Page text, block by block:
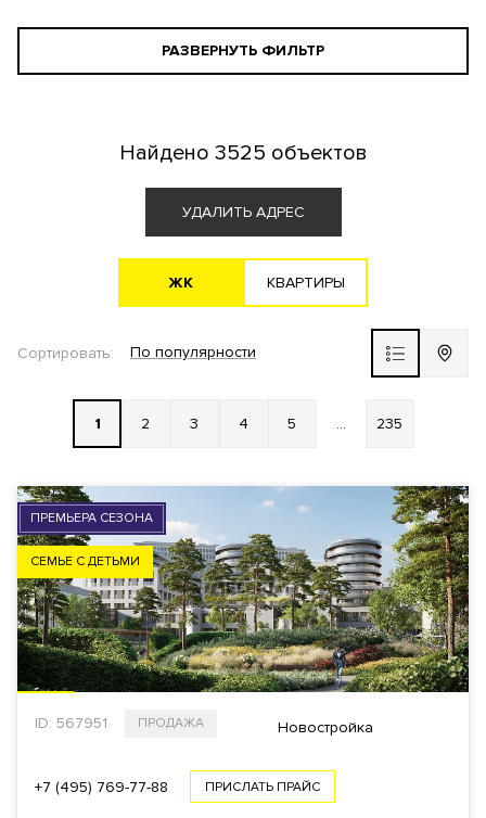
РАЗВЕРНУТЬ ФИЛЬТР
Новостройка
РАЙОН
ВЫБРАТЬ НА КАРТЕ
СТОИМОСТЬ
Общая За 1 м²
₽ $ €
ПЛОЩАДЬ
Найдено 3525 объектов
УДАЛИТЬ АДРЕС
ЖK KВАРТИРЫ
Сортировать: По популярности
1 2 3 4 5 ... 235
ПРЕМЬЕРА СЕЗОНА
СЕМЬЕ С ДЕТЬМИ
ID: 567951 ПРОДАЖА Новостройка
+7 (495) 769-77-88 ПРИСЛАТЬ ПРАЙС